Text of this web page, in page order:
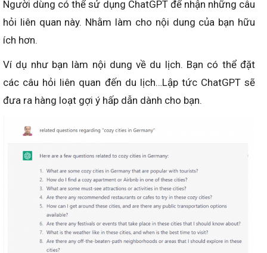
Người dùng có thể sử dụng ChatGPT để nhận những câu
hỏi liên quan này. Nhằm làm cho nội dung của bạn hữu
ích hơn.
Ví dụ như bạn làm nội dung về du lịch. Bạn có thể đặt
các câu hỏi liên quan đến du lịch…Lập tức ChatGPT sẽ
đưa ra hàng loạt gợi ý hấp dẫn dành cho bạn.